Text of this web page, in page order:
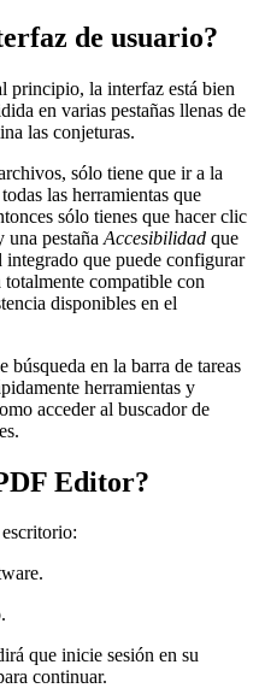
de usuario?
principio, la interfaz está bien
en varias pestañas llenas de
las conjeturas.
sólo tiene que ir a la
las herramientas que
sólo tienes que hacer clic
pestaña Accesibilidad que
que puede configurar
compatible con
disponibles en el
búsqueda en la barra de tareas
herramientas y
acceder al buscador de
Editor?
que inicie sesión en su
continuar.